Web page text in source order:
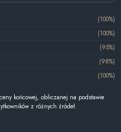
(100%)
(100%)
(95%)
(98%)
(100%)
końcowej, obliczanej na podstawie
z różnych źródeł.